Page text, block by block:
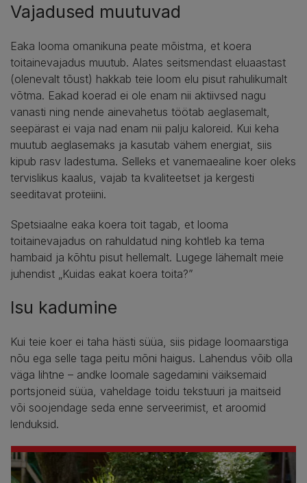
Vajadused muutuvad
Eaka looma omanikuna peate mõistma, et koera
toitainevajadus muutub. Alates seitsmendast eluaastast
(olenevalt tõust) hakkab teie loom elu pisut rahulikumalt
võtma. Eakad koerad ei ole enam nii aktiivsed nagu
vanasti ning nende ainevahetus töötab aeglasemalt,
seepärast ei vaja nad enam nii palju kaloreid. Kui keha
muutub aeglasemaks ja kasutab vähem energiat, siis
kipub rasv ladestuma. Selleks et vanemaealine koer oleks
tervislikus kaalus, vajab ta kvaliteetset ja kergesti
seeditavat proteiini.
Spetsiaalne eaka koera toit tagab, et looma
toitainevajadus on rahuldatud ning kohtleb ka tema
hambaid ja kõhtu pisut hellemalt. Lugege lähemalt meie
juhendist „Kuidas eakat koera toita?”
Isu kadumine
Kui teie koer ei taha hästi süüa, siis pidage loomaarstiga
nõu ega selle taga peitu mõni haigus. Lahendus võib olla
väga lihtne – andke loomale sagedamini väiksemaid
portsjoneid süüa, vaheldage toidu tekstuuri ja maitseid
või soojendage seda enne serveerimist, et aroomid
lenduksid.